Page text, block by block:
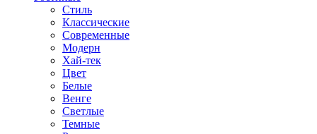
Стиль
Классические
Современные
Модерн
Хай-тек
Цвет
Белые
Венге
Светлые
Темные